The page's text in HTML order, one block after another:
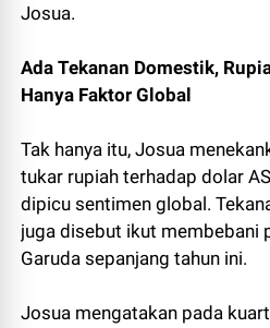
Josua.
Ada Tekanan Domestik,
Hanya Faktor Global
Tak hanya itu, Josua
tukar rupiah terhadap dolar
dipicu sentimen global.
juga disebut ikut membebani
Garuda sepanjang tahun ini.
Josua mengatakan pada